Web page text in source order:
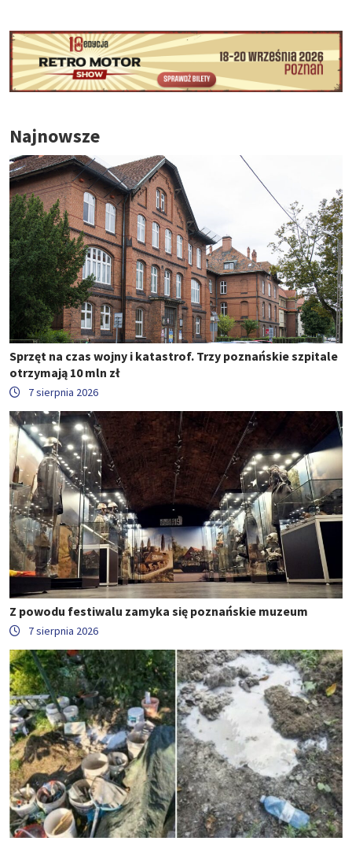
Najnowsze
Sprzęt na czas wojny i katastrof. Trzy poznańskie szpitale
otrzymają 10 mln zł
7 sierpnia 2026
Z powodu festiwalu zamyka się poznańskie muzeum
7 sierpnia 2026